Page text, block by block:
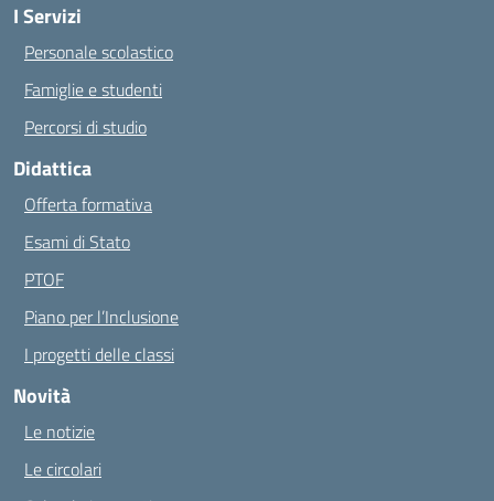
I Servizi
Personale scolastico
Famiglie e studenti
Percorsi di studio
Didattica
Offerta formativa
Esami di Stato
PTOF
Piano per l’Inclusione
I progetti delle classi
Novità
Le notizie
Le circolari